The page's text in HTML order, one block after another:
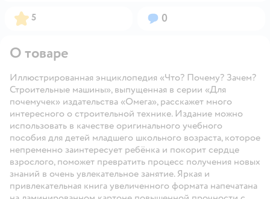
Рейтинг:
5 Вопросов:
0
О товаре
Иллюстрированная энциклопедия «Что? Почему? Зачем?
Строительные машины», выпущенная в серии «Для
почемучек» издательства «Омега», расскажет много
интересного о строительной технике. Издание можно
использовать в качестве оригинального учебного
пособия для детей младшего школьного возраста, которое
непременно заинтересует ребёнка и покорит сердце
взрослого, поможет превратить процесс получения новых
знаний в очень увлекательное занятие. Яркая и
привлекательная книга увеличенного формата напечатана